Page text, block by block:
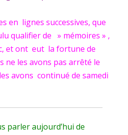
en lignes successives, que
qualifier de » mémoires » ,
et ont eut la fortune de
ne les avons pas arrêté le
avons continué de samedi
aujourd’hui de